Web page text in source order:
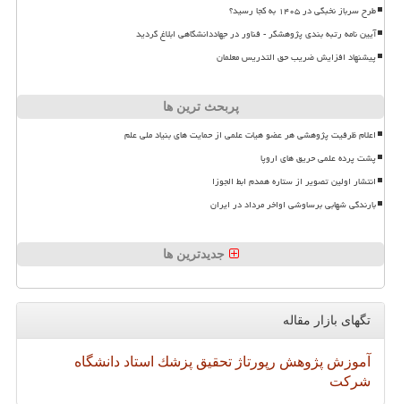
طرح سرباز نخبگی در ۱۴۰۵ به کجا رسید؟
آیین نامه رتبه بندی پژوهشگر - فناور در جهاددانشگاهی ابلاغ گردید
پیشنهاد افزایش ضریب حق التدریس معلمان
پربحث ترین ها
اعلام ظرفیت پژوهشی هر عضو هیات علمی از حمایت های بنیاد ملی علم
پشت پرده علمی حریق های اروپا
انتشار اولین تصویر از ستاره همدم ابط الجوزا
بارندگی شهابی برساوشی اواخر مرداد در ایران
جدیدترین ها
تگهای بازار مقاله
آموزش پژوهش رپورتاژ تحقیق پزشك استاد دانشگاه
شركت